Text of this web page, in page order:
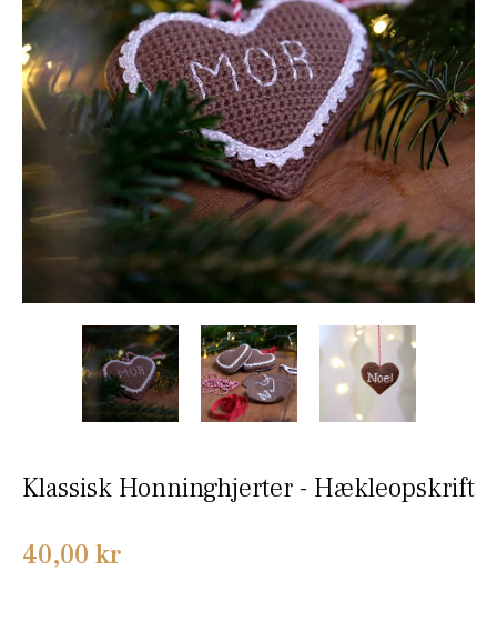
Klassisk Honninghjerter - Hækleopskrift
Normalpris
40,00 kr